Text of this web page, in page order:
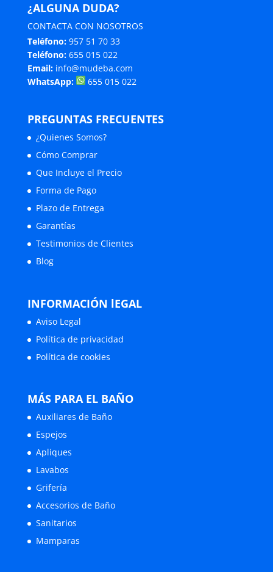
¿ALGUNA DUDA?
CONTACTA CON NOSOTROS
Teléfono: 957 51 70 33
Teléfono: 655 015 022
Email: info@mudeba.com
WhatsApp:
655 015 022
PREGUNTAS FRECUENTES
¿Quienes Somos?
Cómo Comprar
Que Incluye el Precio
Forma de Pago
Plazo de Entrega
Garantías
Testimonios de Clientes
Blog
INFORMACIÓN lEGAL
Aviso Legal
Política de privacidad
Política de cookies
MÁS PARA EL BAÑO
Auxiliares de Baño
Espejos
Apliques
Lavabos
Grifería
Accesorios de Baño
Sanitarios
Mamparas